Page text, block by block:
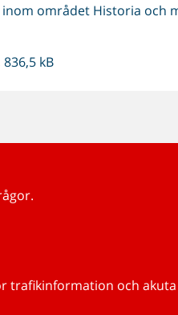
området Historia och
kB
trafikinformation och akuta